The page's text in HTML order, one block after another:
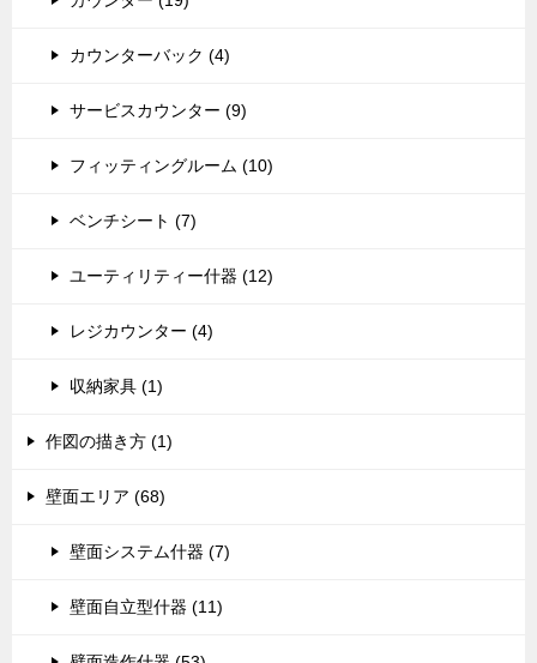
カウンターバック (4)
サービスカウンター (9)
フィッティングルーム (10)
ベンチシート (7)
ユーティリティー什器 (12)
レジカウンター (4)
収納家具 (1)
作図の描き方 (1)
壁面エリア (68)
壁面システム什器 (7)
壁面自立型什器 (11)